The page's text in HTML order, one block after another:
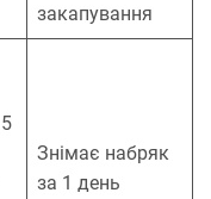
закапування
Знімає набряк
за 1 день